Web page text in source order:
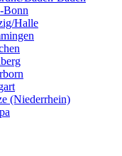
Bonn
Halle
(Niederrhein)